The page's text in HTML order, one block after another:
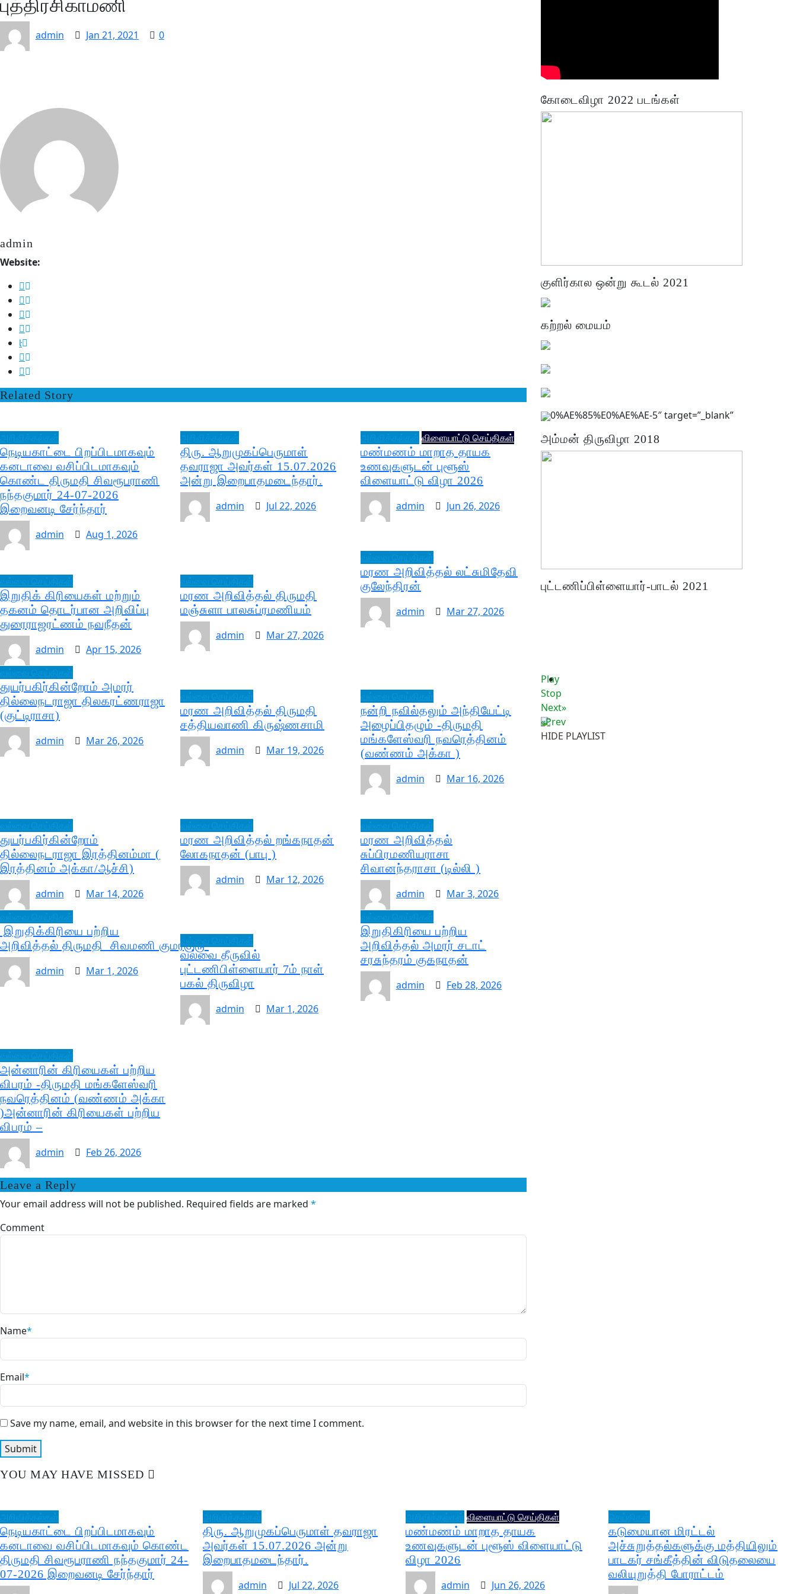
புத்திரசிகாமணி
admin Jan 21, 2021 0
admin
Website:
Related Story
நெடியகாட்டை பிறப்பிடமாகவும்
கனடாவை வசிப்பிடமாகவும்
கொண்ட திருமதி சிவரூபராணி
நந்தகுமார் 24-07-2026
இறைவனடி சேர்ந்தார்
admin
Aug 1, 2026
திரு. ஆறுமுகப்பெருமாள்
தவராஜா அவர்கள் 15.07.2026
அன்று இறைபாதமடைந்தார்.
admin
Jul 22, 2026
விளையாட்டு செய்திகள்
மண்மணம் மாறாத தாயக
உணவுகளுடன் புளூஸ்
விளையாட்டு விழா 2026
admin
Jun 26, 2026
இறுதிக் கிரியைகள் மற்றும்
தகனம் தொடர்பான அறிவிப்பு
துரைராஜரட்ணம் நவநீதன்
admin
Apr 15, 2026
மரண அறிவித்தல் திருமதி
மஞ்சுளா பாலசுப்ரமணியம்
admin
Mar 27, 2026
மரண அறிவித்தல் லட்சுமிதேவி
குலேந்திரன்
admin
Mar 27, 2026
துயர்பகிர்கின்றோம் அமரர்
தில்லைநடராஜா திலகரட்ணராஜா
(குட்டிராசா)
admin
Mar 26, 2026
மரண அறிவித்தல் திருமதி
சத்தியவாணி கிருஷ்ணசாமி
admin
Mar 19, 2026
நன்றி நவில்தலும் அந்தியேட்டி
அழைப்பிதழும் -திருமதி
மங்களேஸ்வரி நவரெத்தினம்
(வண்ணம் அக்கா )
admin
Mar 16, 2026
துயர்பகிர்கின்றோம்
தில்லைநடராஜா இரத்தினம்மா (
இரத்தினம் அக்கா/ஆச்சி)
admin
Mar 14, 2026
மரண அறிவித்தல் றங்கநாதன்
லோகநாதன் (பாபு )
admin
Mar 12, 2026
மரண அறிவித்தல்
சுப்பிரமணியராசா
சிவானந்தராசா (டில்லி )
admin
Mar 3, 2026
இறுதிக்கிரியை பற்றிய
அறிவித்தல் திருமதி சிவமணி குமரகுரு
admin
Mar 1, 2026
வல்வை செய்திகள்
வல்வை தீருவில்
புட்டணிபிள்ளையார் 7ம் நாள்
பகல் திருவிழா
admin
Mar 1, 2026
இறுதிகிரியை பற்றிய
அறிவித்தல் அமரர் சடாட்
சரசுந்தரம் குகநாதன்
admin
Feb 28, 2026
அன்னாரின் கிரியைகள் பற்றிய
விபரம் -திருமதி மங்களேஸ்வரி
நவரெத்தினம் (வண்ணம் அக்கா
)அன்னாரின் கிரியைகள் பற்றிய
விபரம் –
admin
Feb 26, 2026
Leave a Reply
Your email address will not be published. Required fields are marked *
Comment
Name*
Email*
Save my name, email, and website in this browser for the next time I comment.
கோடைவிழா 2022 படங்கள்
குளிர்கால ஒன்று கூடல் 2021
கற்றல் மையம்
0%AE%85%E0%AE%AE-5″ target=”_blank”
அம்மன் திருவிழா 2018
புட்டணிப்பிள்ளையார்-பாடல் 2021
Play
Stop
Next»
«Prev
HIDE PLAYLIST
YOU MAY HAVE MISSED
நெடியகாட்டை பிறப்பிடமாகவும்
கனடாவை வசிப்பிடமாகவும் கொண்ட
திருமதி சிவரூபராணி நந்தகுமார் 24-
07-2026 இறைவனடி சேர்ந்தார்
திரு. ஆறுமுகப்பெருமாள் தவராஜா
அவர்கள் 15.07.2026 அன்று
இறைபாதமடைந்தார்.
admin
Jul 22, 2026
விளையாட்டு செய்திகள்
மண்மணம் மாறாத தாயக
உணவுகளுடன் புளூஸ் விளையாட்டு
விழா 2026
admin
Jun 26, 2026
கடுமையான மிரட்டல்
அச்சுறுத்தல்களுக்கு மத்தியிலும்
பாடகர் சங்கீத்தின் விடுதலையை
வலியுறுத்தி போராட்டம்